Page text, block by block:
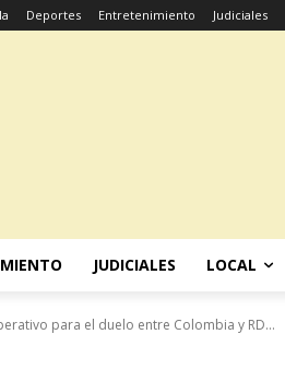
Deportes Entretenimiento Judiciales
JUDICIALES LOCAL
para el duelo entre Colombia y RD...